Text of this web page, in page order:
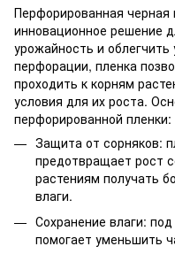
Перфорированная
инновационное решение
урожайность и
перфорации, пленка
проходить к корням
условия для их роста.
перфорированной пленки:
Защита от сорняков:
предотвращает рост
растениям получать
влаги.
Сохранение влаги:
помогает уменьшить